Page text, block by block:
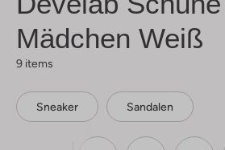
Mädchen Weiß
9 items
Sneaker Sandalen